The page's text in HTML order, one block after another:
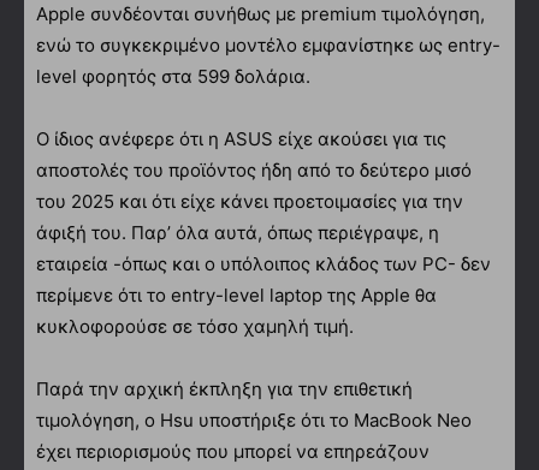
Apple συνδέονται συνήθως με premium τιμολόγηση,
ενώ το συγκεκριμένο μοντέλο εμφανίστηκε ως entry-
level φορητός στα 599 δολάρια.
Ο ίδιος ανέφερε ότι η ASUS είχε ακούσει για τις
αποστολές του προϊόντος ήδη από το δεύτερο μισό
του 2025 και ότι είχε κάνει προετοιμασίες για την
άφιξή του. Παρ’ όλα αυτά, όπως περιέγραψε, η
εταιρεία -όπως και ο υπόλοιπος κλάδος των PC- δεν
περίμενε ότι το entry-level laptop της Apple θα
κυκλοφορούσε σε τόσο χαμηλή τιμή.
Παρά την αρχική έκπληξη για την επιθετική
τιμολόγηση, ο Hsu υποστήριξε ότι το MacBook Neo
έχει περιορισμούς που μπορεί να επηρεάζουν